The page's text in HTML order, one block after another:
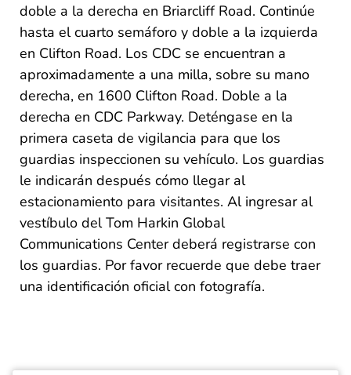
doble a la derecha en Briarcliff Road. Continúe
hasta el cuarto semáforo y doble a la izquierda
en Clifton Road. Los CDC se encuentran a
aproximadamente a una milla, sobre su mano
derecha, en 1600 Clifton Road. Doble a la
derecha en CDC Parkway. Deténgase en la
primera caseta de vigilancia para que los
guardias inspeccionen su vehículo. Los guardias
le indicarán después cómo llegar al
estacionamiento para visitantes. Al ingresar al
vestíbulo del Tom Harkin Global
Communications Center deberá registrarse con
los guardias. Por favor recuerde que debe traer
una identificación oficial con fotografía.